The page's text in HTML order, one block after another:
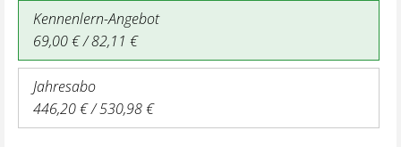
Kennenlern-Angebot
69,00 € / 82,11 €
Jahresabo
446,20 € / 530,98 €